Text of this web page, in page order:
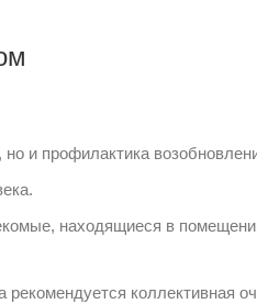
и профилактика
находящиеся в
коллективная